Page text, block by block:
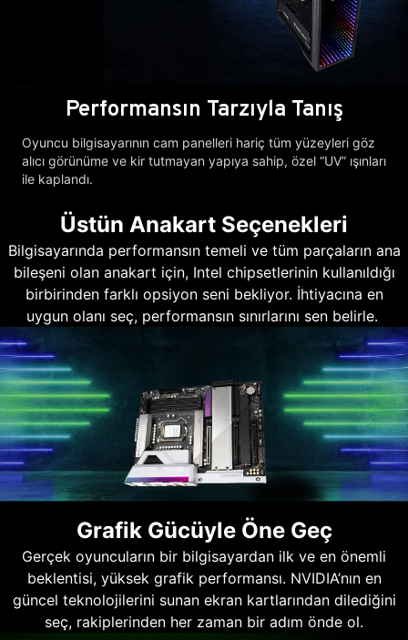
Performansın Tarzıyla Tanış
Oyuncu bilgisayarının cam panelleri hariç tüm yüzeyleri göz
alıcı görünüme ve kir tutmayan yapıya sahip, özel “UV” ışınları
ile kaplandı.
Üstün Anakart Seçenekleri
Bilgisayarında performansın temeli ve tüm parçaların ana
bileşeni olan anakart için, Intel chipsetlerinin kullanıldığı
birbirinden farklı opsiyon seni bekliyor. İhtiyacına en
uygun olanı seç, performansın sınırlarını sen belirle.
Grafik Gücüyle Öne Geç
Gerçek oyuncuların bir bilgisayardan ilk ve en önemli
beklentisi, yüksek grafik performansı. NVIDIA’nın en
güncel teknolojilerini sunan ekran kartlarından dilediğini
seç, rakiplerinden her zaman bir adım önde ol.